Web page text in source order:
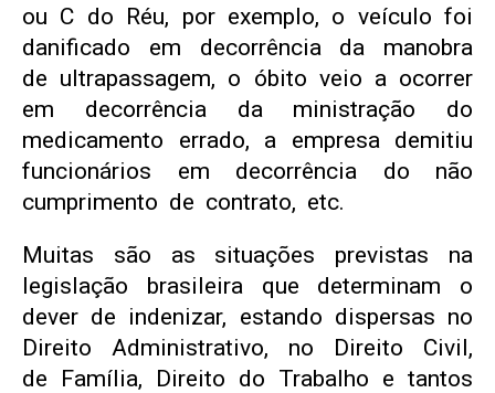
ou C do Réu, por exemplo, o veículo foi
danificado em decorrência da manobra
de ultrapassagem, o óbito veio a ocorrer
em decorrência da ministração do
medicamento errado, a empresa demitiu
funcionários em decorrência do não
cumprimento de contrato, etc.
Muitas são as situações previstas na
legislação brasileira que determinam o
dever de indenizar, estando dispersas no
Direito Administrativo, no Direito Civil,
de Família, Direito do Trabalho e tantos